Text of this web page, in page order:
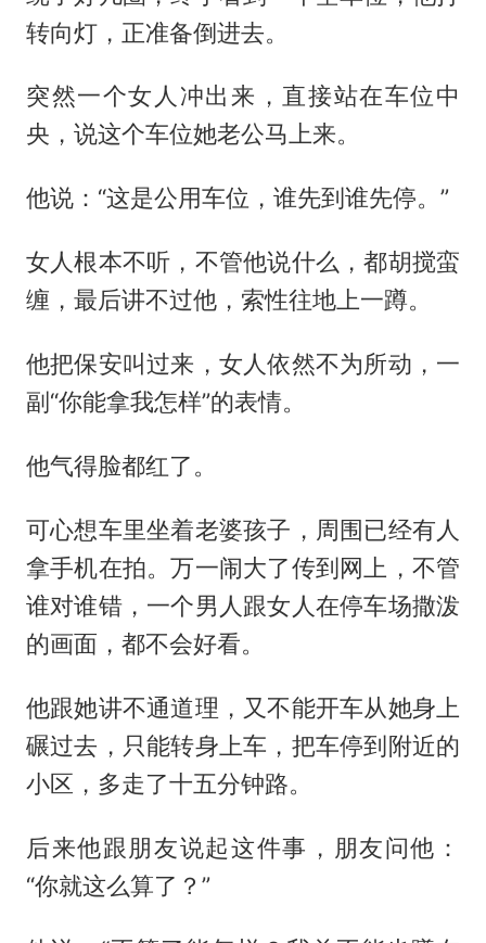
转向灯，正准备倒进去。
突然一个女人冲出来，直接站在车位中
央，说这个车位她老公马上来。
他说：“这是公用车位，谁先到谁先停。”
女人根本不听，不管他说什么，都胡搅蛮
缠，最后讲不过他，索性往地上一蹲。
他把保安叫过来，女人依然不为所动，一
副“你能拿我怎样”的表情。
他气得脸都红了。
可心想车里坐着老婆孩子，周围已经有人
拿手机在拍。万一闹大了传到网上，不管
谁对谁错，一个男人跟女人在停车场撒泼
的画面，都不会好看。
他跟她讲不通道理，又不能开车从她身上
碾过去，只能转身上车，把车停到附近的
小区，多走了十五分钟路。
后来他跟朋友说起这件事，朋友问他：
“你就这么算了？”